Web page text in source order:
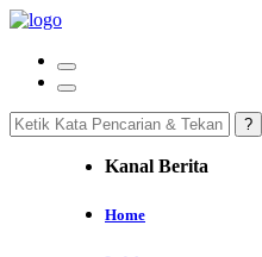
Kanal Berita
Home